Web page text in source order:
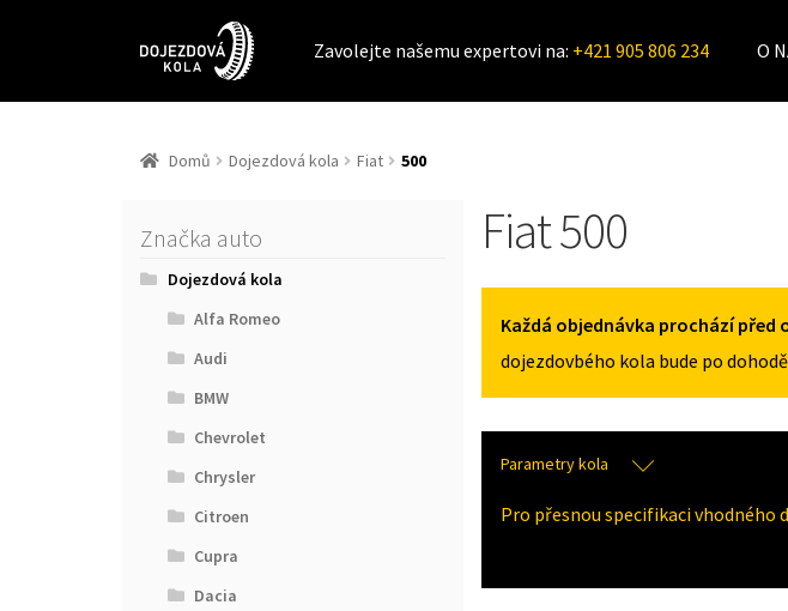
Zavolejte našemu expertovi na: +421 905 806 234 O
Domů Dojezdová kola Fiat 500
Značka auto
Dojezdová kola
Alfa Romeo
Audi
BMW
Chevrolet
Chrysler
Citroen
Cupra
Dacia
Fiat 500
Každá objednávka prochází
dojezdovbého kola bude po
Parametry kola
Pro přesnou specifikaci vhodného